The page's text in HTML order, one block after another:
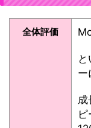
全体評価
ー
成